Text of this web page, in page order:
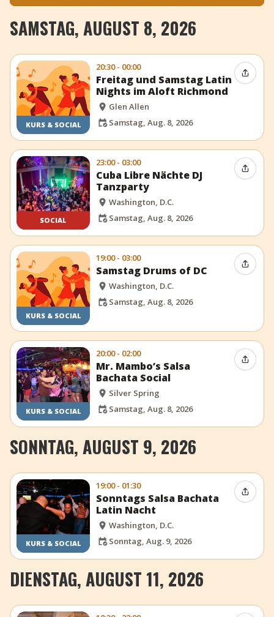
SAMSTAG, AUGUST 8, 2026
KURS & SOCIAL
20:30 - 00:00
Freitag und Samstag Latin
Nights im Aloft Richmond
Glen Allen
Samstag, Aug. 8, 2026
Event
SOCIAL
23:00 - 03:00
Cuba Libre Nächte DJ
Tanzparty
Washington, D.C.
Samstag, Aug. 8, 2026
Event
KURS & SOCIAL
19:00 - 03:00
Samstag Drums of DC
Washington, D.C.
Samstag, Aug. 8, 2026
Event
KURS & SOCIAL
20:00 - 02:00
Mr. Mambo’s Salsa
Bachata Social
Silver Spring
Samstag, Aug. 8, 2026
Event
SONNTAG, AUGUST 9, 2026
KURS & SOCIAL
19:00 - 01:30
Sonntags Salsa Bachata
Latin Nacht
Washington, D.C.
Sonntag, Aug. 9, 2026
Event
DIENSTAG, AUGUST 11, 2026